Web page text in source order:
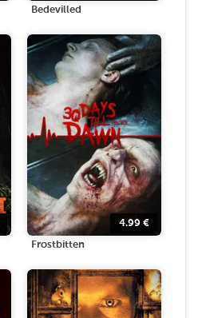
Bedevilled
4.99 €
Frostbitten